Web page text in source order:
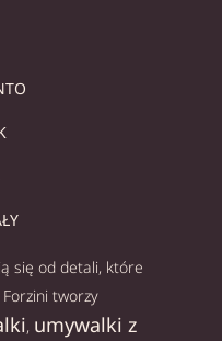
się od detali, które
tworzy
, umywalki z